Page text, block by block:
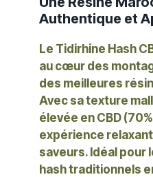
Authentique et
Le Tidirhine Hash
au cœur des
des meilleures
Avec satexture
élevée en CBD
expérience
saveurs. Idéal pour
hash traditionnels